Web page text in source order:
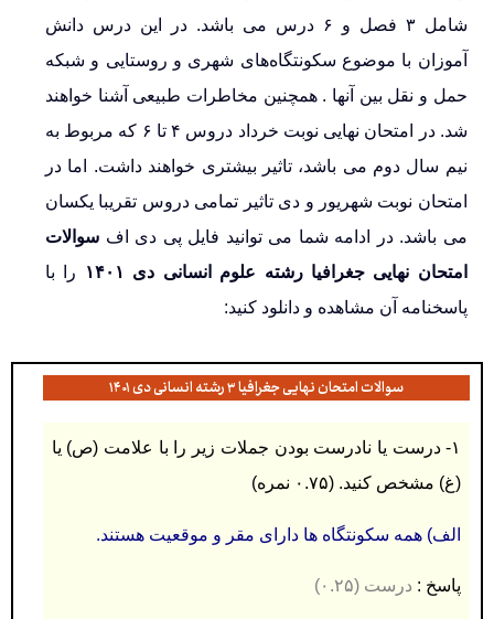
شامل ۳ فصل و ۶ درس می باشد. در این درس دانش
آموزان با موضوع سکونتگاه‌های شهری و روستایی و شبکه
حمل و نقل بین آنها . همچنین مخاطرات طبیعی آشنا خواهند
شد. در امتحان نهایی نوبت خرداد دروس ۴ تا ۶ که مربوط به
نیم سال دوم می باشد، تاثیر بیشتری خواهند داشت. اما در
امتحان نوبت شهریور و دی تاثیر تمامی دروس تقریبا یکسان
می باشد. در ادامه شما می توانید فایل پی دی اف سوالات
امتحان نهایی جغرافیا رشته علوم انسانی دی ۱۴۰۱
را با
پاسخنامه آن مشاهده و دانلود کنید:
سوالات امتحان نهایی جغرافیا ۳ رشته انسانی دی ۱۴۰۱
۱-
درست یا نادرست بودن جملات زیر را با علامت (ص) یا
(غ) مشخص کنید. (۰.۷۵ نمره)
الف) همه سکونتگاه ها دارای مقر و موقعیت هستند.
پاسخ : درست (۰.۲۵)